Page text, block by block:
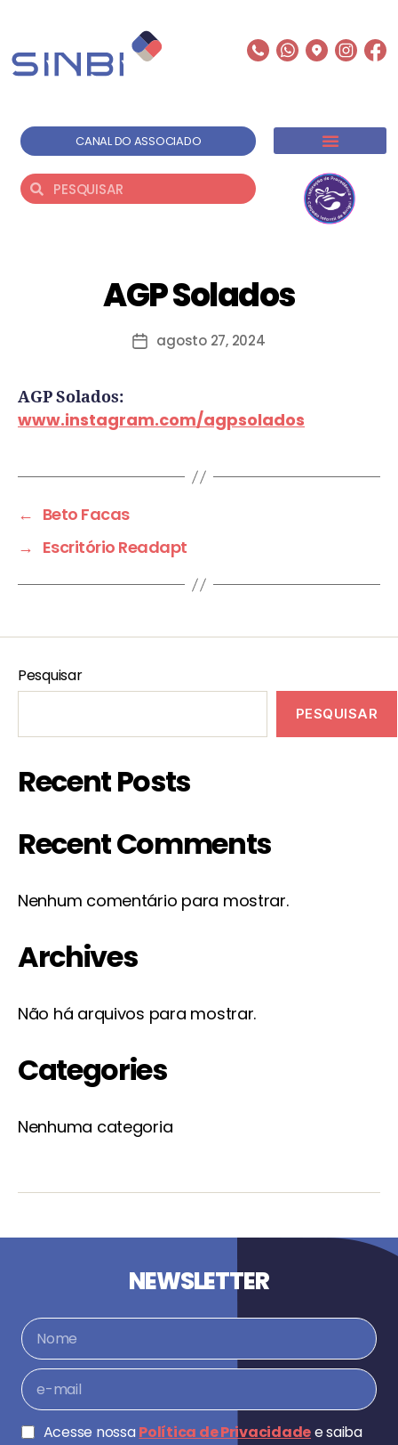
CANAL DO ASSOCIADO
AGP Solados
agosto 27, 2024
AGP Solados:
www.instagram.com/agpsolados
← Beto Facas
→ Escritório Readapt
Pesquisar
PESQUISAR
Recent Posts
Recent Comments
Nenhum comentário para mostrar.
Archives
Não há arquivos para mostrar.
Categories
Nenhuma categoria
NEWSLETTER
Acesse nossaPolítica de Privacidadee saiba